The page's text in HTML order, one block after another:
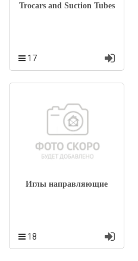
Trocars and Suction Tubes
17
Иглы направляющие
18